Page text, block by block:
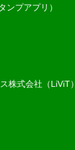
ンプアプリ）
株式会社（LiViT）